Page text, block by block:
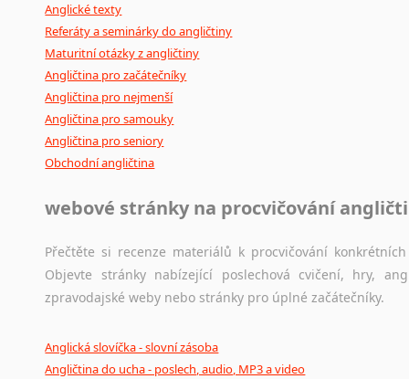
Anglické texty
Referáty a seminárky do angličtiny
Maturitní otázky z angličtiny
Angličtina pro začátečníky
Angličtina pro nejmenší
Angličtina pro samouky
Angličtina pro seniory
Obchodní angličtina
webové stránky na procvičování
Přečtěte si recenze materiálů k procvičování
Objevte stránky nabízející poslechová cvičení, hry,
zpravodajské weby nebo stránky pro úplné začátečníky.
Anglická slovíčka - slovní zásoba
Angličtina do ucha - poslech, audio, MP3 a video